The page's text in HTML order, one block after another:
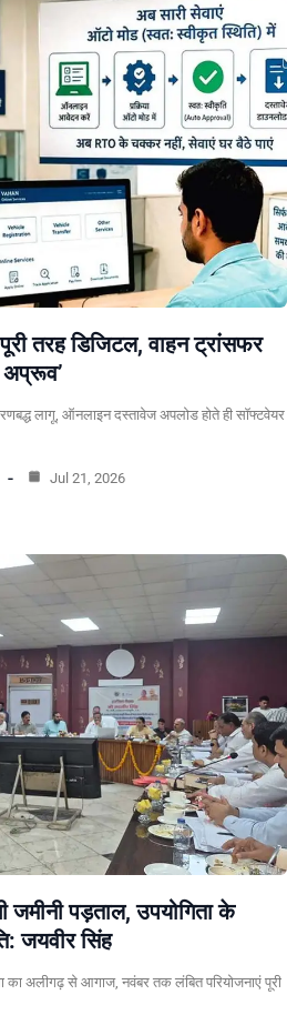
तरह डिजिटल, वाहन ट्रांसफर
लागू, ऑनलाइन दस्तावेज अपलोड होते ही सॉफ्टवेयर
Jul 21, 2026
जमीनी पड़ताल, उपयोगिता के
जयवीर सिंह
का अलीगढ़ से आगाज, नवंबर तक लंबित परियोजनाएं पूरी